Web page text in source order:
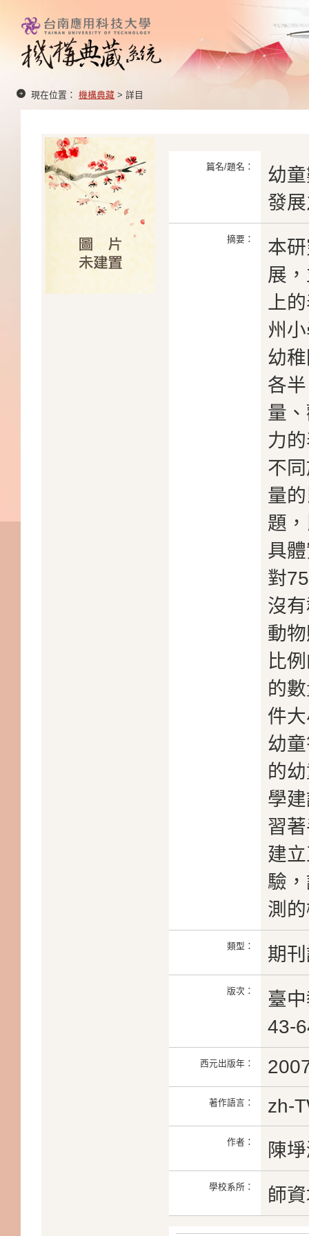
現在位置： 機構典藏 > 詳目
篇名/題名：
幼
發
摘要：
本
展
上
州
幼
各
量
力
不
量
題
具
對
沒
動
比
的
件
幼
的
學
習
建
驗
測
類型： 期
版次：
臺
43-
西元出版年：
著作語言： zh-
作者： 陳
學校系所： 師